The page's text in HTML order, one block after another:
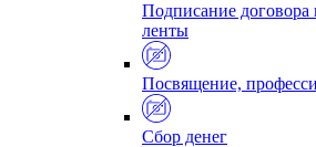
Подписание договора
ленты
Посвящение,
Сбор денег